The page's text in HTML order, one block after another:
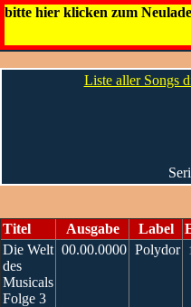
bitte hier klicken zum Die
Liste aller Songs
Titel Ausgabe Label
Die Welt
des
Musicals
Folge 3
00.00.0000 Polydor